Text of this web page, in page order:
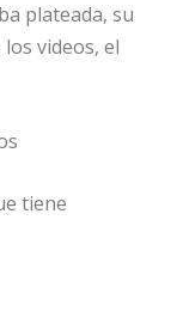
plateada, su
videos, el
tiene